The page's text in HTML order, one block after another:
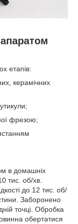
етапів:
керамічних
фрезою;
в домашніх
тис. об/хв.
до 12 тис. об/
Заборонено
точці. Обробка
обертатися